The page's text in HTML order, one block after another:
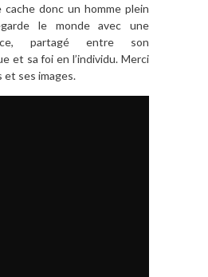
donc un homme plein
le monde avec une
partagé entre son
et sa foi en l’individu. Merci
et ses images.